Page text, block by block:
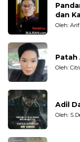
dan
Oleh:
Patah
Oleh:
Adil
Oleh: S